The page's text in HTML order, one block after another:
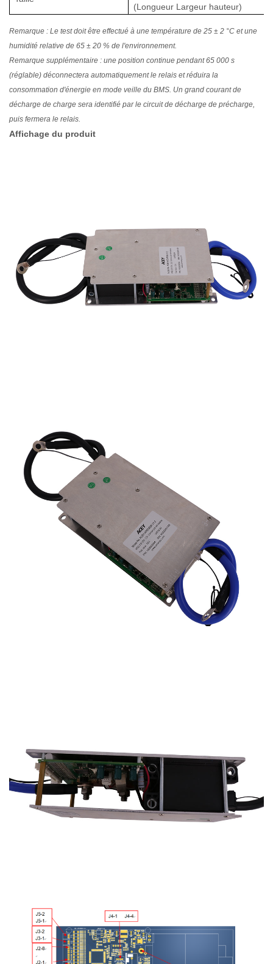
(Longueur Largeur hauteur)
Remarque : Le test doit être effectué à une température de 25 ± 2 °C et une
humidité relative de 65 ± 20 % de l'environnement.
Remarque supplémentaire : une position continue pendant 65 000 s
(réglable) déconnectera automatiquement le relais et réduira la
consommation d'énergie en mode veille du BMS. Un grand courant de
décharge de charge sera identifié par le circuit de décharge de précharge,
puis fermera le relais.
Affichage du produit